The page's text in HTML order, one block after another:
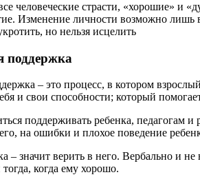
человеческие страсти, «хорошие» и
Изменение личности возможно лишь
но нельзя исцелить
поддержка
– это процесс, в котором
и свои способности; который
поддерживать ребенка,
на ошибки и плохое поведение
– значит верить в него. Вербально и
когда ему хорошо.